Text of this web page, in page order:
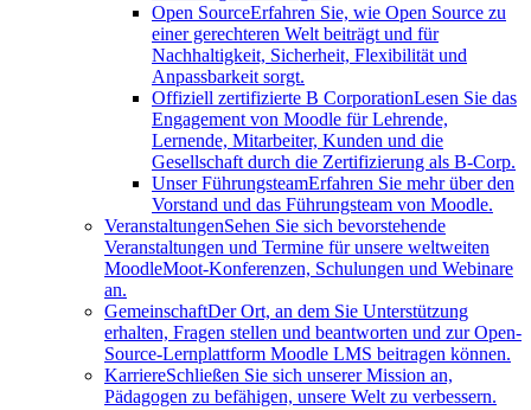
Open SourceErfahren Sie, wie Open Source zu
einer gerechteren Welt beiträgt und für
Nachhaltigkeit, Sicherheit, Flexibilität und
Anpassbarkeit sorgt.
Offiziell zertifizierte B CorporationLesen Sie das
Engagement von Moodle für Lehrende,
Lernende, Mitarbeiter, Kunden und die
Gesellschaft durch die Zertifizierung als B-Corp.
Unser FührungsteamErfahren Sie mehr über den
Vorstand und das Führungsteam von Moodle.
VeranstaltungenSehen Sie sich bevorstehende
Veranstaltungen und Termine für unsere weltweiten
MoodleMoot-Konferenzen, Schulungen und Webinare
an.
GemeinschaftDer Ort, an dem Sie Unterstützung
erhalten, Fragen stellen und beantworten und zur Open-
Source-Lernplattform Moodle LMS beitragen können.
KarriereSchließen Sie sich unserer Mission an,
Pädagogen zu befähigen, unsere Welt zu verbessern.